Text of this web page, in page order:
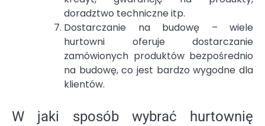
doradztwo techniczne itp.
Dostarczanie na budowę – wiele
hurtowni oferuje dostarczanie
zamówionych produktów bezpośrednio
na budowę, co jest bardzo wygodne dla
klientów.
W jaki sposób wybrać hurtownię